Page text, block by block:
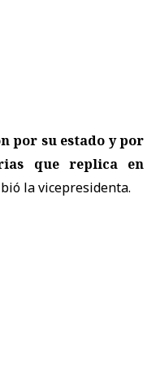
por su estado y por
que replica en
la vicepresidenta.